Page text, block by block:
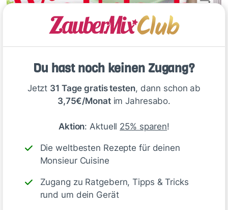
Du hast noch keinen Zugang?
Jetzt 31 Tage gratis testen, dann schon ab
3,75€/Monatim Jahresabo.
Aktion: Aktuell 25% sparen!
Die weltbesten Rezepte für deinen
Monsieur Cuisine
Zugang zu Ratgebern, Tipps & Tricks
rund um dein Gerät